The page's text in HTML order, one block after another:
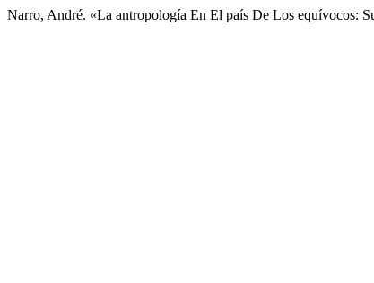
Narro, André. «La antropología En El país De Los equívocos: